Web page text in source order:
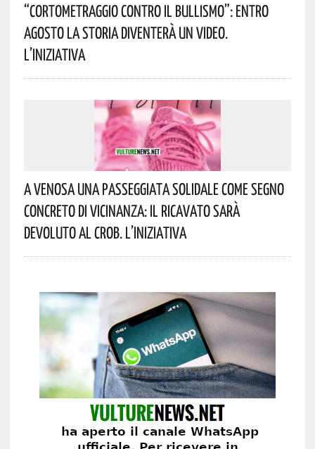
“Cortometraggio Contro Il Bullismo”: Entro
Agosto La Storia Diventerà Un Video.
L’iniziativa
A Venosa Una Passeggiata Solidale Come Segno
Concreto Di Vicinanza: Il Ricavato Sarà
Devoluto Al CROB. L’iniziativa